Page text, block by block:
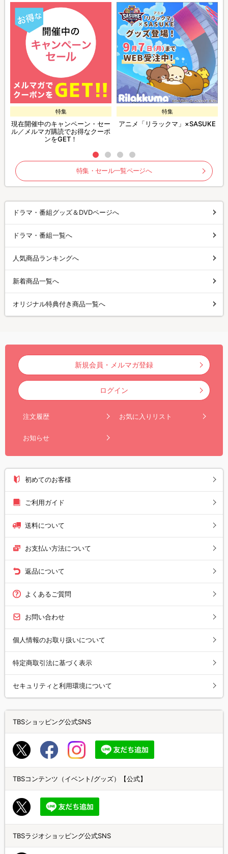
特集
現在開催中のキャンペーン・セー
ル／メルマガ購読でお得なクーポ
ンをGET！
特集
アニメ「リラックマ」×SASUKE
特集・セール一覧ページへ
ドラマ・番組グッズ＆DVDページへ
ドラマ・番組一覧へ
人気商品ランキングへ
新着商品一覧へ
オリジナル特典付き商品一覧へ
新規会員・メルマガ登録
ログイン
注文履歴 お気に入りリスト
お知らせ
初めてのお客様
ご利用ガイド
送料について
お支払い方法について
返品について
よくあるご質問
お問い合わせ
個人情報のお取り扱いについて
特定商取引法に基づく表示
セキュリティと利用環境について
TBSショッピング公式SNS
TBSコンテンツ（イベント/グッズ）【公式】
TBSラジオショッピング公式SNS